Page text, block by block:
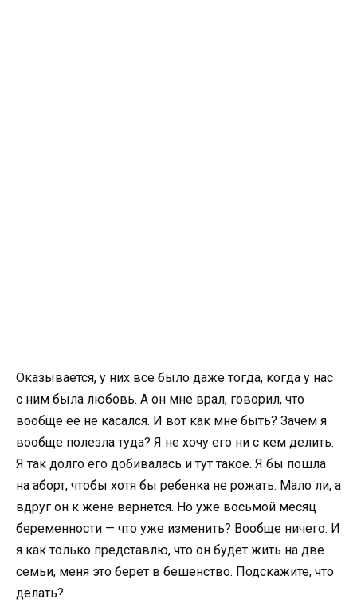
Оказывается, у них все было даже тогда, когда у нас
с ним была любовь. А он мне врал, говорил, что
вообще ее не касался. И вот как мне быть? Зачем я
вообще полезла туда? Я не хочу его ни с кем делить.
Я так долго его добивалась и тут такое. Я бы пошла
на аборт, чтобы хотя бы ребенка не рожать. Мало ли, а
вдруг он к жене вернется. Но уже восьмой месяц
беременности — что уже изменить? Вообще ничего. И
я как только представлю, что он будет жить на две
семьи, меня это берет в бешенство. Подскажите, что
делать?